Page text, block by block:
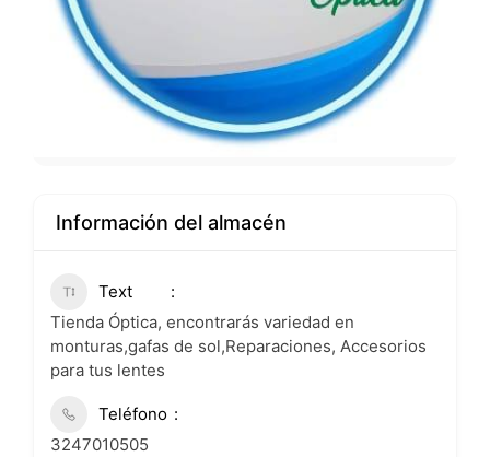
Información del almacén
Text
Tienda Óptica, encontrarás variedad en
monturas,gafas de sol,Reparaciones, Accesorios
para tus lentes
Teléfono
3247010505